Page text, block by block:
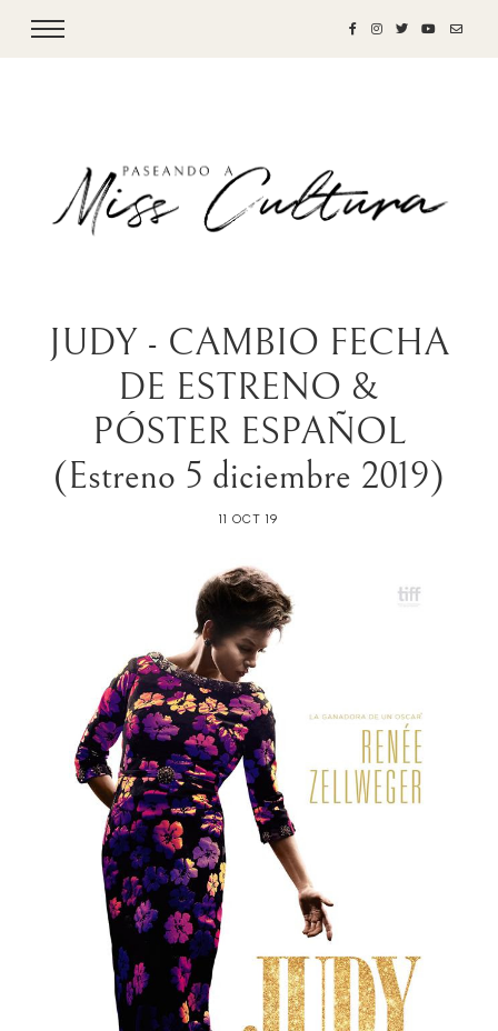
JUDY - CAMBIO FECHA
DE ESTRENO &
PÓSTER ESPAÑOL
(Estreno 5 diciembre 2019)
11 OCT 19